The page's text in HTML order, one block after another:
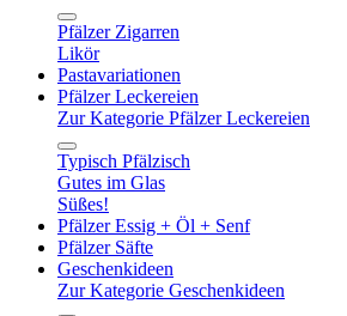
Pfälzer Zigarren
Likör
Pastavariationen
Pfälzer Leckereien
Zur Kategorie Pfälzer Leckereien
Typisch Pfälzisch
Gutes im Glas
Süßes!
Pfälzer Essig + Öl + Senf
Pfälzer Säfte
Geschenkideen
Zur Kategorie Geschenkideen